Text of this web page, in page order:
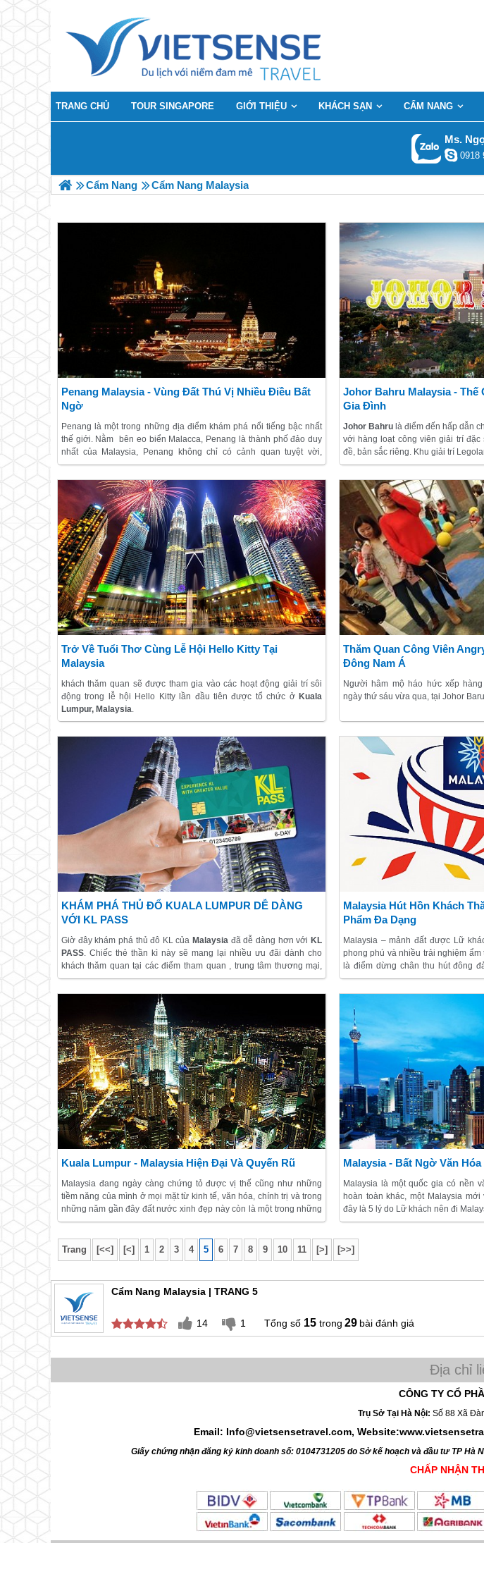
TRANG CHỦ TOUR SINGAPORE GIỚI THIỆU KHÁCH SẠN CẨM NANG
Ms.
0918
Cẩm Nang Cẩm Nang Malaysia
Penang Malaysia - Vùng Đất Thú Vị Nhiều Điều Bất
Ngờ
Penang là một trong những địa điểm khám phá nổi tiếng bậc nhất
thế giới. Nằm bên eo biển Malacca, Penang là thành phố đảo duy
nhất của Malaysia, Penang không chỉ có cảnh quan tuyệt vời,
những địa điểm thăm quan hấp dẫn , những món ăn ngon không
thể chối từ,…Penang còn cuốn hút Lữ khách bởi nét văn hóa,
phong tục – tập quán truyền thống đặc sắc. NhữngKinh Nghiệm
Khám Phá Penang, Malaysiagiá rẻ, tự túc và vui vẻ sau đây sẽ
giúp bạn có sự chuẩn bị tốt nhất trước khi khám phá Penang tươi
đẹp.
Johor Bahru Malaysia - Thế
Gia Đình
Johor Bahrulà điểm đến hấp dẫn
với hàng loạt công viên giải trí đặc
đề, bản sắc riêng. Khu giải trí
viên Angry Birdhay khu giải trí
những trải nghiệm đáng nhớ với
lớn muốn được trở về thế giới hồn
Trở Về Tuổi Thơ Cùng Lễ Hội Hello Kitty Tại
Malaysia
khách thăm quan sẽ được tham gia vào các hoạt động giải trí sôi
động trong lễ hội Hello Kitty lần đầu tiên được tổ chức ởKuala
Lumpur, Malaysia
Năm 2015 được chọn là "Năm của các lễ hội", chính vì vậy, khắp
trên đất nước Malaysia, Lữ khách sẽ có cơ hội tham gia vào các lễ
hội nối tiếp nhau với mục đích đưa nơi đây trở thành điểm khám
Thăm Quan Công Viên
Đông Nam Á
Người hâm mộ háo hức xếp
ngày thứ sáu vừa qua, tại Johor Baru,
KHÁM PHÁ THỦ ĐỔ KUALA LUMPUR DỄ DÀNG
VỚI KL PASS
Giờ đây khám phá thủ đô KL của Malaysia đã dễ dàng hơn với KL
PASS. Chiếc thẻ thần kì này sẽ mang lại nhiều ưu đãi dành cho
khách thăm quan tại các điểm tham quan , trung tâm thương mại,
cửa hàng bán lẻ và nhà hàng ăn uống.
Malaysia Hút Hồn Khách
Phẩm Đa Dạng
Malaysia – mảnh đất được Lữ
phong phú và nhiều trải nghiệm
là điểm dừng chân thu hút đông
nơi.
Kuala Lumpur - Malaysia Hiện Đại Và Quyến Rũ
Malaysia đang ngày càng chứng tỏ được vị thế cũng như những
tiềm năng của mình ở mọi mặt từ kinh tế, văn hóa, chính trị và trong
những năm gần đây đất nước xinh đẹp này còn là một trong những
địa điểm chuyến đi hấp dẫn nhất khu vực Đông Nam Á.
Malaysia - Bất Ngờ Văn
Malaysia là một quốc gia có nền
hoàn toàn khác, một Malaysia
đây là 5 lý do Lữ khách nên đi
Trang [<<] [<] 1 2 3 4 5 6 7 8 9 10 11 [>] [>>]
Cẩm Nang Malaysia | TRANG 5
14 1 15 29 bài đánh giá
CÔNG TY CỔ
Trụ Sở Tại Hà Nội: Số 88 Xã
Email: Info@vietsensetravel.com,
Giấy chứng nhận đăng ký kinh doanh số: 0104731205 do Sở kế hoạch và đầu tư TP Hà
CHẤP NHẬN